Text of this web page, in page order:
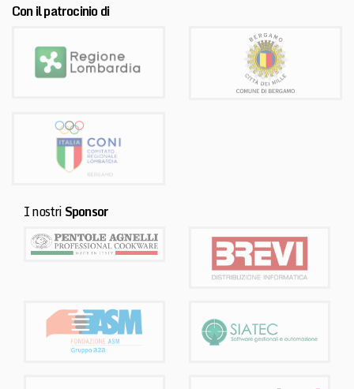
Con il patrocinio di
I nostriSponsor